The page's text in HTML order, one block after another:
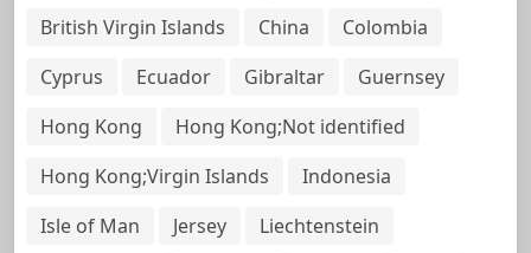
British Virgin Islands
China
Colombia
Cyprus
Ecuador Gibraltar
Guernsey
Hong Kong
Hong Kong;Not identified
Hong Kong;Virgin Islands
Indonesia
Isle of Man
Jersey
Liechtenstein